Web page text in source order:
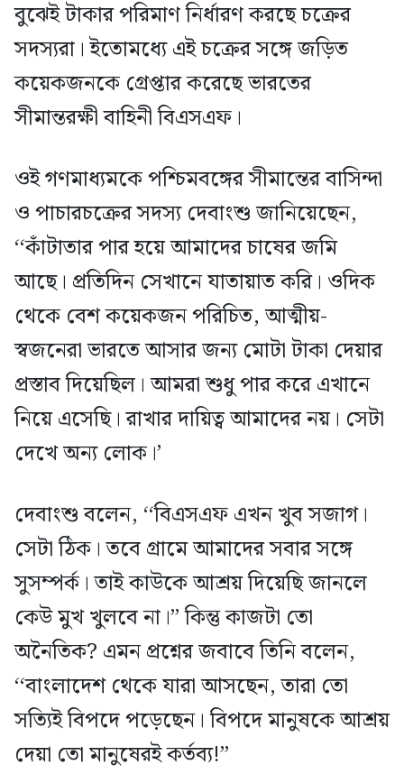
বুঝেই টাকার পরিমাণ নির্ধারণ করছে চক্রের
সদস্যরা। ইতোমধ্যে এই চক্রের সঙ্গে জড়িত
কয়েকজনকে গ্রেপ্তার করেছে ভারতের
সীমান্তরক্ষী বাহিনী বিএসএফ।
ওই গণমাধ্যমকে পশ্চিমবঙ্গের সীমান্তের বাসিন্দা
ও পাচারচক্রের সদস্য দেবাংশু জানিয়েছেন,
‘‘কাঁটাতার পার হয়ে আমাদের চাষের জমি
আছে। প্রতিদিন সেখানে যাতায়াত করি। ওদিক
থেকে বেশ কয়েকজন পরিচিত, আত্মীয়-
স্বজনেরা ভারতে আসার জন্য মোটা টাকা দেয়ার
প্রস্তাব দিয়েছিল। আমরা শুধু পার করে এখানে
নিয়ে এসেছি। রাখার দায়িত্ব আমাদের নয়। সেটা
দেখে অন্য লোক।’
দেবাংশু বলেন, ‘‘বিএসএফ এখন খুব সজাগ।
সেটা ঠিক। তবে গ্রামে আমাদের সবার সঙ্গে
সুসম্পর্ক। তাই কাউকে আশ্রয় দিয়েছি জানলে
কেউ মুখ খুলবে না।’’ কিন্তু কাজটা তো
অনৈতিক? এমন প্রশ্নের জবাবে তিনি বলেন,
‘‘বাংলাদেশ থেকে যারা আসছেন, তারা তো
সত্যিই বিপদে পড়েছেন। বিপদে মানুষকে আশ্রয়
দেয়া তো মানুষেরই কর্তব্য!’’